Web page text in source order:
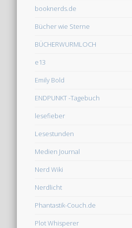
booknerds.de
Bücher wie Sterne
BÜCHERWURMLOCH
e13
Emily Bold
ENDPUNKT -Tagebuch
lesefieber
Lesestunden
Medien Journal
Nerd Wiki
Nerdlicht
Phantastik-Couch.de
Plot Whisperer